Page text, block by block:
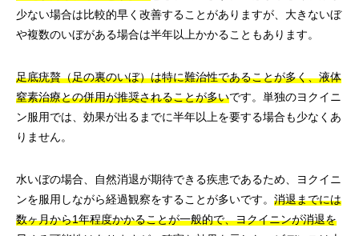
少ない場合は比較的早く改善することがありますが、大きないぼ
や複数のいぼがある場合は半年以上かかることもあります。
足底疣贅（足の裏のいぼ）は特に難治性であることが多く、液体
窒素治療との併用が推奨されることが多いです。単独のヨクイニ
ン服用では、効果が出るまでに半年以上を要する場合も少なくあ
りません。
水いぼの場合、自然消退が期待できる疾患であるため、ヨクイニ
ンを服用しながら経過観察をすることが多いです。 消退までには
数ヶ月から1年程度かかることが一般的で、ヨクイニンが消退を